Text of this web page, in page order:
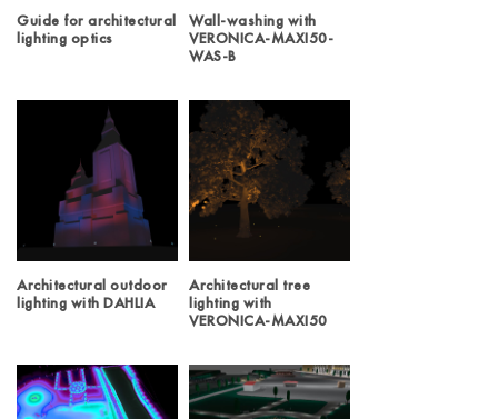
Guide for architectural
lighting optics
Wall-washing with
VERONICA-MAXI50-
WAS-B
Architectural outdoor
lighting with DAHLIA
Architectural tree
lighting with
VERONICA-MAXI50